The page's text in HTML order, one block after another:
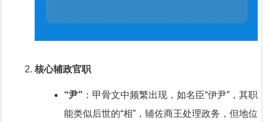
核心辅政官职
“尹” ：甲骨文中频繁出现，如名臣“伊尹”，其职
能类似后世的“相”，辅佐商王处理政务，但地位